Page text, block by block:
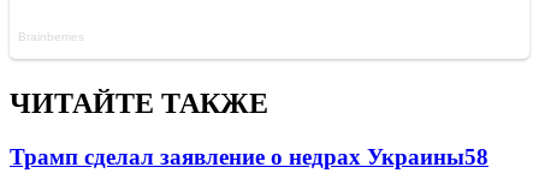
ЧИТАЙТЕ ТАКЖЕ
Трамп сделал заявление о недрах Украины58